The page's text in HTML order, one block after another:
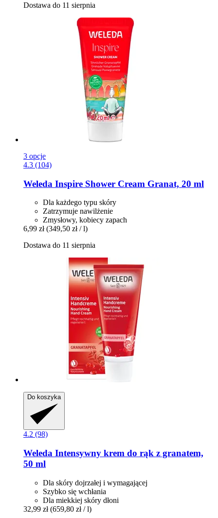
Dostawa do 11 sierpnia
3 opcje
4.3 (104)
Weleda Inspire Shower Cream Granat, 20 ml
Dla każdego typu skóry
Zatrzymuje nawilżenie
Zmysłowy, kobiecy zapach
6,99 zł (349,50 zł / l)
Dostawa do 11 sierpnia
Do koszyka
4.2 (98)
Weleda Intensywny krem do rąk z granatem,
50 ml
Dla skóry dojrzałej i wymagającej
Szybko się wchłania
Dla miekkiej skóry dłoni
32,99 zł (659,80 zł / l)